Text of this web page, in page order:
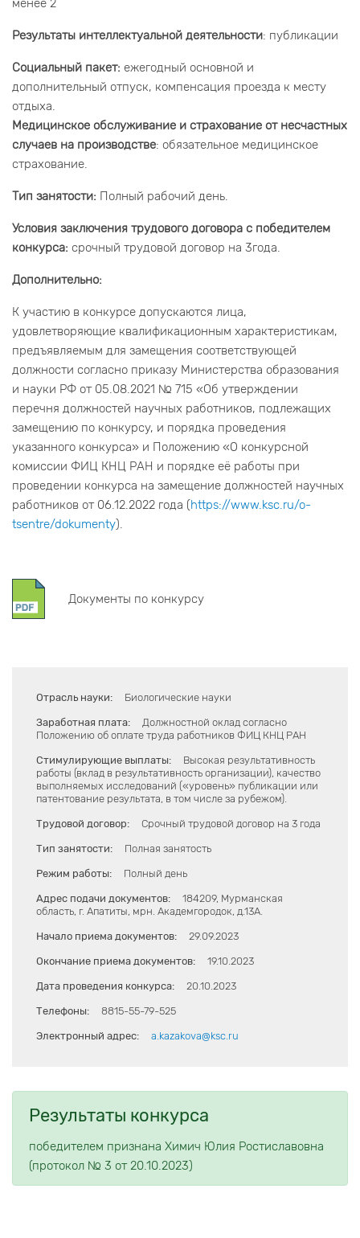
менее 2
Результаты интеллектуальной деятельности: публикации
Социальный пакет: ежегодный основной и
дополнительный отпуск, компенсация проезда к месту
отдыха.
Медицинское обслуживание и страхование от несчастных
случаев на производстве: обязательное медицинское
страхование.
Тип занятости: Полный рабочий день.
Условия заключения трудового договора с победителем
конкурса: срочный трудовой договор на 3года.
Дополнительно:
К участию в конкурсе допускаются лица,
удовлетворяющие квалификационным характеристикам,
предъявляемым для замещения соответствующей
должности согласно приказу Министерства образования
и науки РФ от 05.08.2021 № 715 «Об утверждении
перечня должностей научных работников, подлежащих
замещению по конкурсу, и порядка проведения
указанного конкурса» и Положению «О конкурсной
комиссии ФИЦ КНЦ РАН и порядке её работы при
проведении конкурса на замещение должностей научных
работников от 06.12.2022 года (https://www.ksc.ru/o-
tsentre/dokumenty).
Документы по конкурсу
Отрасль науки: Биологические науки
Заработная плата:
Должностной оклад согласно
Положению об оплате труда работников ФИЦ КНЦ РАН
Стимулирующие выплаты:
Высокая результативность
работы (вклад в результативность организации), качество
выполняемых исследований («уровень» публикации или
патентование результата, в том числе за рубежом).
Трудовой договор: Срочный трудовой договор на 3 года
Тип занятости: Полная занятость
Режим работы: Полный день
Адрес подачи документов:
184209, Мурманская
область, г. Апатиты, мрн. Академгородок, д.13А.
Начало приема документов: 29.09.2023
Окончание приема документов: 19.10.2023
Дата проведения конкурса: 20.10.2023
Телефоны: 8815-55-79-525
Электронный адрес: a.kazakova@ksc.ru
Результаты конкурса
победителем признана Химич Юлия Ростиславовна
(протокол № 3 от 20.10.2023)